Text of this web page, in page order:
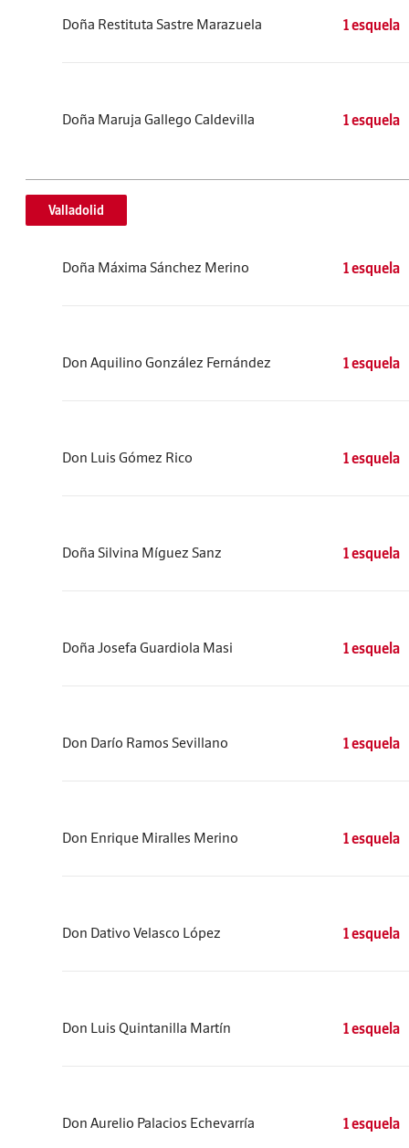
Doña Restituta Sastre Marazuela 1 esquela
Doña Maruja Gallego Caldevilla 1 esquela
Valladolid
Doña Máxima Sánchez Merino 1 esquela
Don Aquilino González Fernández 1 esquela
Don Luis Gómez Rico 1 esquela
Doña Silvina Míguez Sanz 1 esquela
Doña Josefa Guardiola Masi 1 esquela
Don Darío Ramos Sevillano 1 esquela
Don Enrique Miralles Merino 1 esquela
Don Dativo Velasco López 1 esquela
Don Luis Quintanilla Martín 1 esquela
Don Aurelio Palacios Echevarría 1 esquela